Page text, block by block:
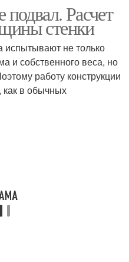
подвал. Расчет
стенки
не только
и собственного веса, но
работу конструкции
как в обычных